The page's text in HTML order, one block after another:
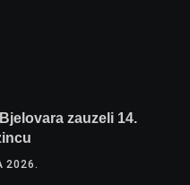
zauzeli 14.
2026.